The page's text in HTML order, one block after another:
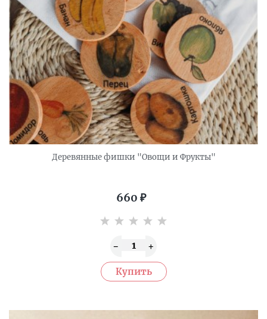
Деревянные фишки "Овощи и Фрукты"
660 ₽